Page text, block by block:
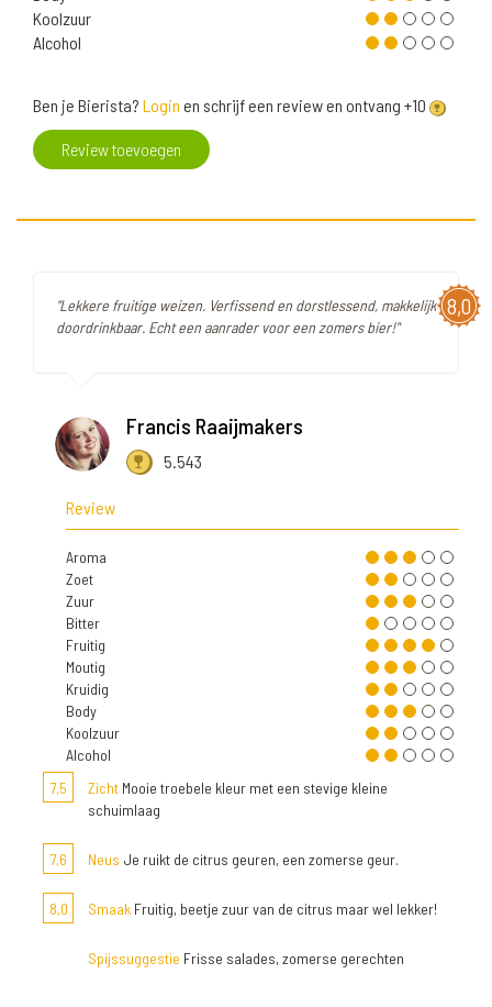
Koolzuur
Alcohol
Ben je Bierista? Login en schrijf een review en ontvang +10
Review toevoegen
8,0
"Lekkere fruitige weizen. Verfissend en dorstlessend, makkelijk
doordrinkbaar. Echt een aanrader voor een zomers bier!"
Francis Raaijmakers
5.543
Review
Aroma
Zoet
Zuur
Bitter
Fruitig
Moutig
Kruidig
Body
Koolzuur
Alcohol
7,5
Zicht Mooie troebele kleur met een stevige kleine
schuimlaag
7,6 Neus Je ruikt de citrus geuren, een zomerse geur.
8,0 Smaak Fruitig, beetje zuur van de citrus maar wel lekker!
Spijssuggestie Frisse salades, zomerse gerechten